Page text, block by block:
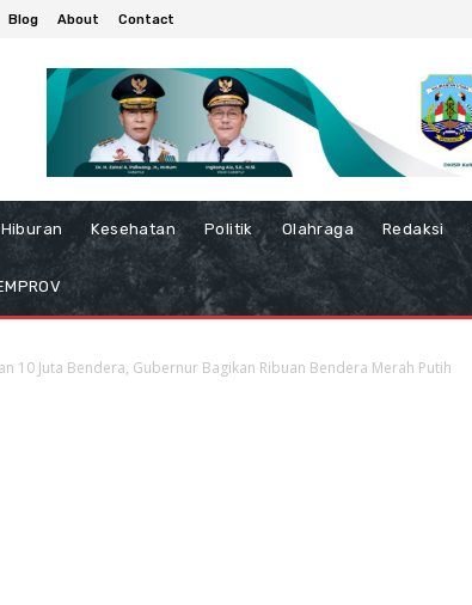
Blog About Contact
Hiburan Kesehatan Politik Olahraga Redaksi
10 Juta Bendera, Gubernur Bagikan Ribuan Bendera Merah Putih